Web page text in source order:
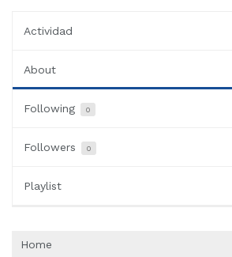
Actividad
About
Following 0
Followers 0
Playlist
Home